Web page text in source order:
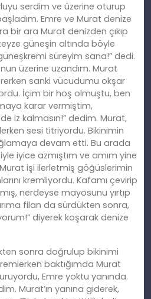
serdim ve üzerine oturup
Emre ve Murat denize
bir ara Murat denizden çıkıp
güneşin altında böyle
süreyim sana!” dedi.
üzerine uzandım. Murat
sanki vücudumu okşar
İçim bir hoş olmuştu, ben
karar vermiştim,
iz kalmasın!” dedim. Murat,
sesi titriyordu. Bikinimin
devam etti. Bu arada
iyice azmıştım ve amım yine
işi ilerletmiş göğüslerimin
kremliyordu. Kafamı çevirip
nerdeyse mayosunu yırtıp
filan da sürdükten sonra,
diyerek koşarak denize
sonra doğrulup bikinimi
baktığımda Murat
Emre yoktu yanında.
Murat’ın yanına giderek,